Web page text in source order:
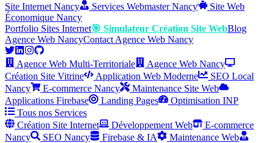
Site Internet Nancy
Services Webmaster Nancy
Site Web
Économique Nancy
Portfolio Sites Internet🎯 Simulateur Création Site WebBlog
Agence Web NancyContact Agence Web Nancy
Agence Web Multi-Territoriale
Agence Web Nancy
Création Site Vitrine
Application Web Moderne
SEO Local
Nancy
E-commerce Nancy
Maintenance Site Web
Applications Firebase
Landing Pages
Optimisation INP
Tous nos Services
Création Site Internet
Développement Web
E-commerce
Nancy
SEO Nancy Firebase & IA
Maintenance Web